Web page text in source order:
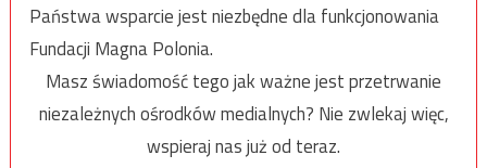
Państwa wsparcie jest niezbędne dla funkcjonowania
Fundacji Magna Polonia.
Masz świadomość tego jak ważne jest przetrwanie
niezależnych ośrodków medialnych? Nie zwlekaj więc,
wspieraj nas już od teraz.